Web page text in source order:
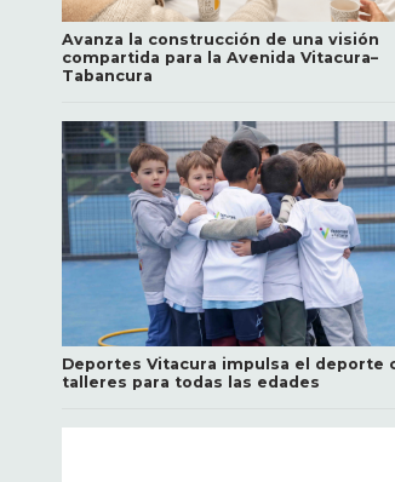
Avanza la construcción de una visión
compartida para la Avenida Vitacura–
Tabancura
Deportes Vitacura impulsa el deporte
talleres para todas las edades